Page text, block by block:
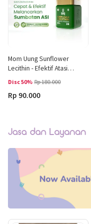
Mom Uung Sunflower
Lecithin - Efektif Atasi
Phospholipid tertinggi
92,64% - Pelancar ASI
Disc 50% Rp 180.000
Rp 90.000
Jasa dan Layanan